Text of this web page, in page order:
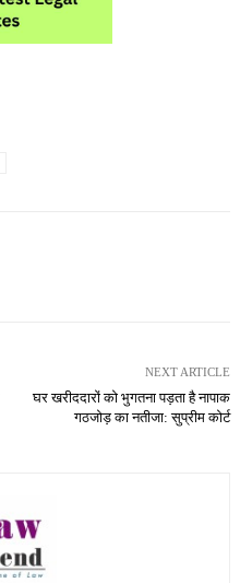
NEXT ARTICLE
घर खरीददारों को भुगतना पड़ता है नापाक
गठजोड़ का नतीजा: सुप्रीम कोर्ट